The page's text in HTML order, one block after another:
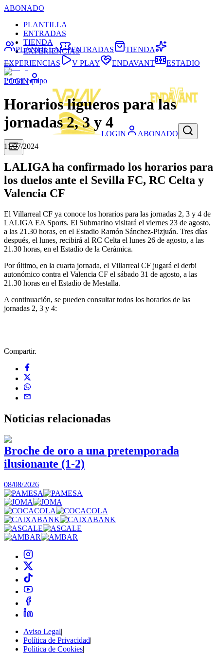
ABONADO
PLANTILLA
ENTRADAS
TIENDA
EXPERIENCIAS
LOGIN
LOGIN ABONADO
PLANTILLA ENTRADAS
TIENDA
EXPERIENCIAS
V PLAY ENDAVANT ESTADIO
Primer equipo
Horarios ligueros para las
jornadas 2, 3 y 4
11/07/2024
LALIGA ha confirmado los horarios para
los duelos ante el Sevilla FC, RC Celta y
Valencia CF
El Villarreal CF ya conoce los horarios para las jornadas 2, 3 y 4 de
LALIGA EA Sports. El Submarino visitará el viernes 23 de agosto,
a las 21.30 horas, en el Estadio Ramón Sánchez-Pizjuán. Tres días
después, el lunes, recibirá al RC Celta el lunes 26 de agosto, a las
21.30 horas, en el Estadio de la Cerámica.
Por último, en la cuarta jornada, el Villarreal CF jugará el derbi
autonómico contra el Valencia CF el sábado 31 de agosto, a las
21.30 horas en el Estadio de Mestalla.
A continuación, se pueden consultar todos los horarios de las
jornadas 2, 3 y 4:
Compartir.
Noticias relacionadas
Broche de oro a una pretemporada
ilusionante (1-2)
08/08/2026
Aviso Legal|
Política de Privacidad|
Política de Cookies|